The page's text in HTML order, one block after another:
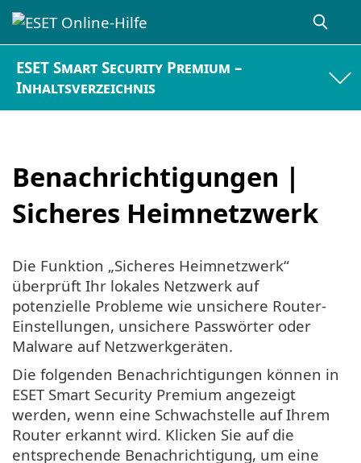
ESET Smart Security Premium –
Inhaltsverzeichnis
Benachrichtigungen |
Sicheres Heimnetzwerk
Die Funktion „Sicheres Heimnetzwerk“
überprüft Ihr lokales Netzwerk auf
potenzielle Probleme wie unsichere Router-
Einstellungen, unsichere Passwörter oder
Malware auf Netzwerkgeräten.
Die folgenden Benachrichtigungen können in
ESET Smart Security Premium angezeigt
werden, wenn eine Schwachstelle auf Ihrem
Router erkannt wird. Klicken Sie auf die
entsprechende Benachrichtigung, um eine